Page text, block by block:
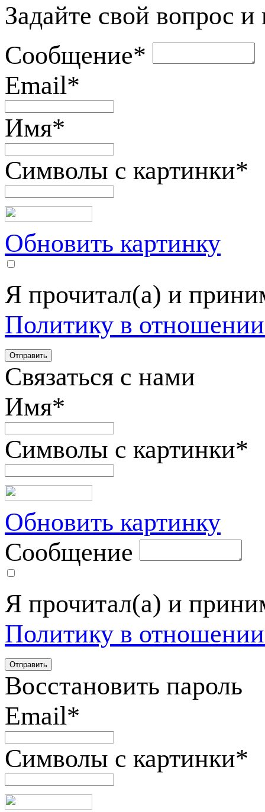
Задайте свой вопрос
Сообщение*
Email*
Имя*
Символы с картинки*
Обновить картинку
Я прочитал(а) и
Политику в
Связаться с нами
Имя*
Символы с картинки*
Обновить картинку
Сообщение
Я прочитал(а) и
Политику в
Восстановить пароль
Email*
Символы с картинки*